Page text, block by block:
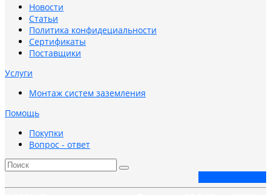
Новости
Статьи
Политика конфидециальности
Сертификаты
Поставщики
Услуги
Монтаж систем заземления
Помощь
Покупки
Вопрос - ответ